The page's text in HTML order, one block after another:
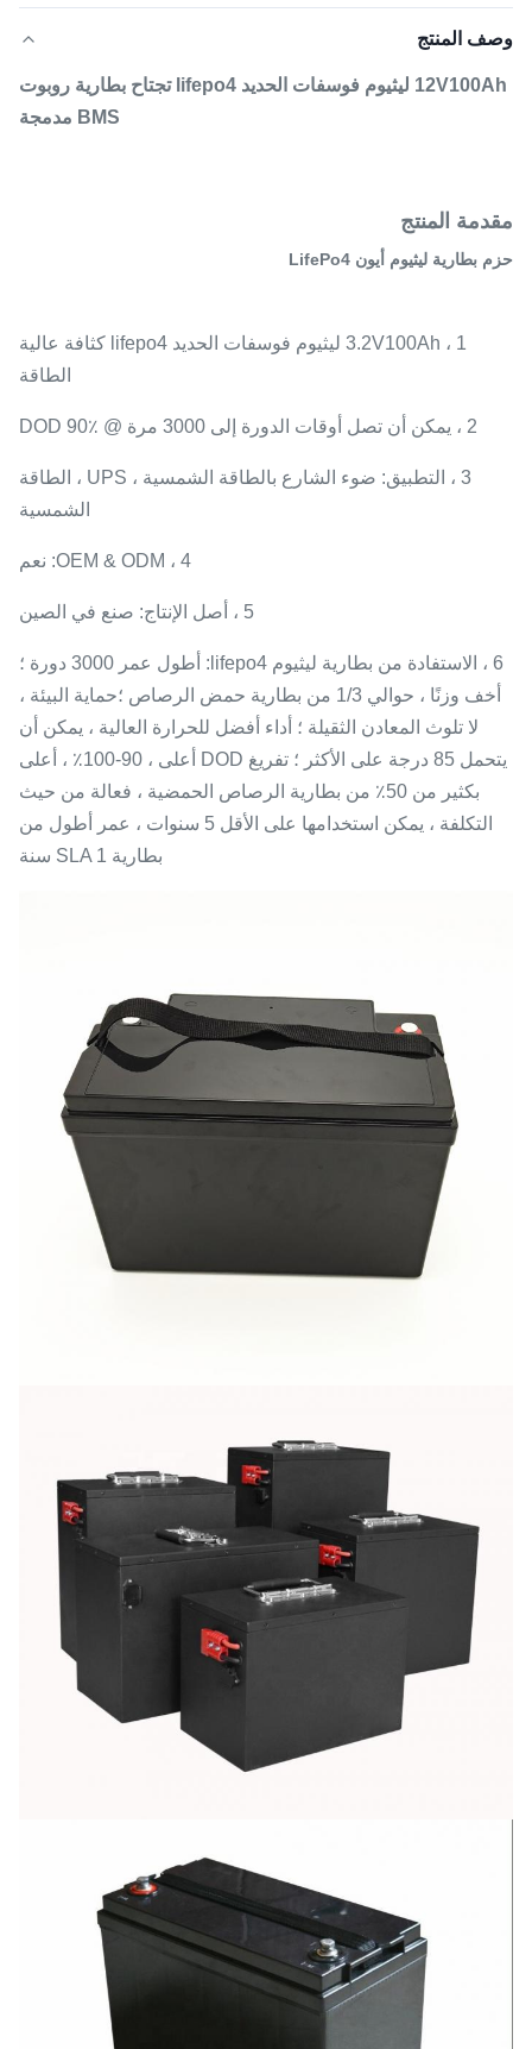
وصف المنتج
12V100Ah ليثيوم فوسفات الحديد lifepo4 تجتاح بطارية روبوت
BMS مدمجة
مقدمة المنتج
حزم بطارية ليثيوم أيون LifePo4
1 ، 3.2V100Ah ليثيوم فوسفات الحديد lifepo4 كثافة عالية
الطاقة
2 ، يمكن أن تصل أوقات الدورة إلى 3000 مرة @ DOD 90٪
3 ، التطبيق: ضوء الشارع بالطاقة الشمسية ، UPS ، الطاقة
الشمسية
4 ، OEM & ODM: نعم
5 ، أصل الإنتاج: صنع في الصين
6 ، الاستفادة من بطارية ليثيوم lifepo4: أطول عمر 3000 دورة ؛
أخف وزنًا ، حوالي 1/3 من بطارية حمض الرصاص ؛حماية البيئة ،
لا تلوث المعادن الثقيلة ؛ أداء أفضل للحرارة العالية ، يمكن أن
يتحمل 85 درجة على الأكثر ؛ تفريغ DOD أعلى ، 90-100٪ ، أعلى
بكثير من 50٪ من بطارية الرصاص الحمضية ، فعالة من حيث
التكلفة ، يمكن استخدامها على الأقل 5 سنوات ، عمر أطول من
بطارية SLA 1 سنة